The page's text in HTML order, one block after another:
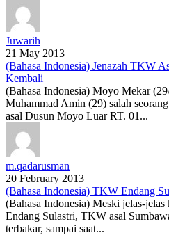
Juwarih
21 May 2013
(Bahasa Indonesia) Jenazah TKW
Kembali
(Bahasa Indonesia) Moyo Mekar
Muhammad Amin (29) salah
asal Dusun Moyo Luar RT. 01...
m.qadarusman
20 February 2013
(Bahasa Indonesia) TKW Endang
(Bahasa Indonesia) Meski jelas-
Endang Sulastri, TKW asal
terbakar, sampai saat...